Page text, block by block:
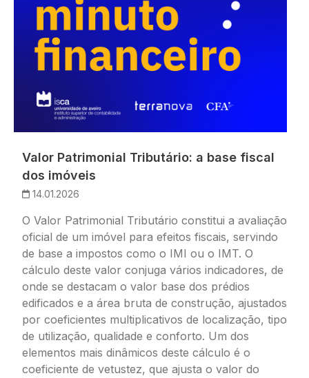
Valor Patrimonial Tributário: a base fiscal
dos imóveis
14.01.2026
O Valor Patrimonial Tributário constitui a avaliação
oficial de um imóvel para efeitos fiscais, servindo
de base a impostos como o IMI ou o IMT. O
cálculo deste valor conjuga vários indicadores, de
onde se destacam o valor base dos prédios
edificados e a área bruta de construção, ajustados
por coeficientes multiplicativos de localização, tipo
de utilização, qualidade e conforto. Um dos
elementos mais dinâmicos deste cálculo é o
coeficiente de vetustez, que ajusta o valor do